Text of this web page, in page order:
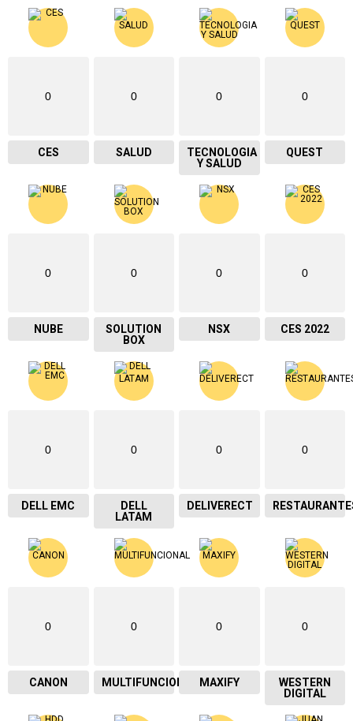
0
CES
0
SALUD
0
TECNOLOGIA
Y SALUD
0
QUEST
0
NUBE
0
SOLUTION
BOX
0
NSX
0
CES 2022
0
DELL EMC
0
DELL
LATAM
0
DELIVERECT
0
0
CANON
0
MULTIFUNCIONAL
0
MAXIFY
0
WESTERN
DIGITAL